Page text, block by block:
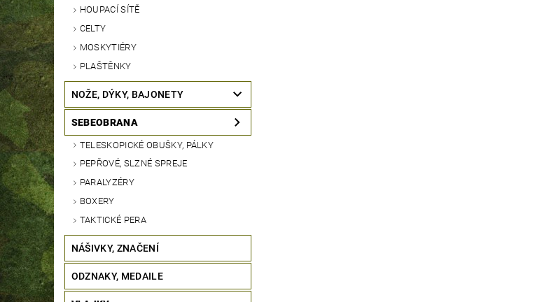
HOUPACÍ SÍTĚ
CELTY
MOSKYTIÉRY
PLAŠTĚNKY
NOŽE, DÝKY, BAJONETY
SEBEOBRANA
TELESKOPICKÉ OBUŠKY, PÁLKY
PEPŘOVÉ, SLZNÉ SPREJE
PARALYZÉRY
BOXERY
TAKTICKÉ PERA
NÁŠIVKY, ZNAČENÍ
ODZNAKY, MEDAILE